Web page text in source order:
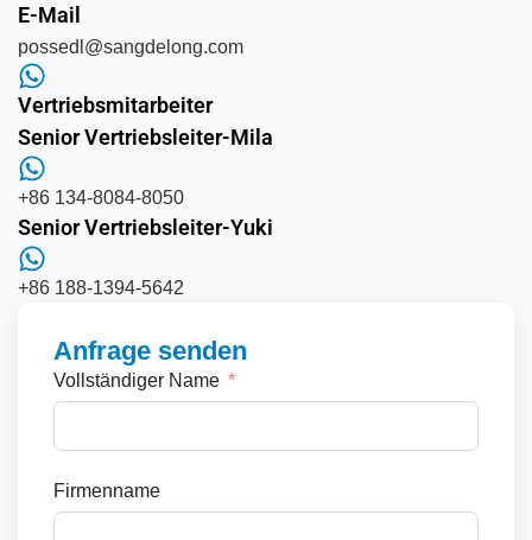
E-Mail
possedl@sangdelong.com
Vertriebsmitarbeiter
Senior Vertriebsleiter-Mila
+86 134-8084-8050
Senior Vertriebsleiter-Yuki
+86 188-1394-5642
Anfrage senden
Vollständiger Name
Firmenname